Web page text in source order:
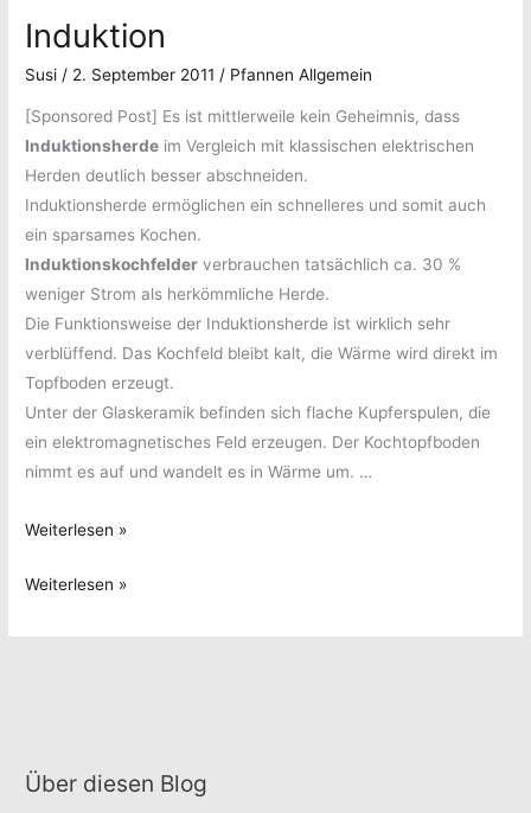
zu
Ostern
Induktion
Susi / 2. September 2011 / Pfannen Allgemein
[Sponsored Post] Es ist mittlerweile kein Geheimnis, dass
Induktionsherde im Vergleich mit klassischen elektrischen
Herden deutlich besser abschneiden.
Induktionsherde ermöglichen ein schnelleres und somit auch
ein sparsames Kochen.
Induktionskochfelder verbrauchen tatsächlich ca. 30 %
weniger Strom als herkömmliche Herde.
Die Funktionsweise der Induktionsherde ist wirklich sehr
verblüffend. Das Kochfeld bleibt kalt, die Wärme wird direkt im
Topfboden erzeugt.
Unter der Glaskeramik befinden sich flache Kupferspulen, die
ein elektromagnetisches Feld erzeugen. Der Kochtopfboden
nimmt es auf und wandelt es in Wärme um. …
Induktion
Weiterlesen »
Induktion
Weiterlesen »
Über diesen Blog